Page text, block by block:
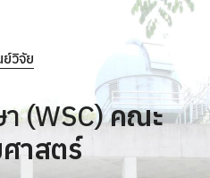
วิจัย
(WSC)คณะ
าสตร์